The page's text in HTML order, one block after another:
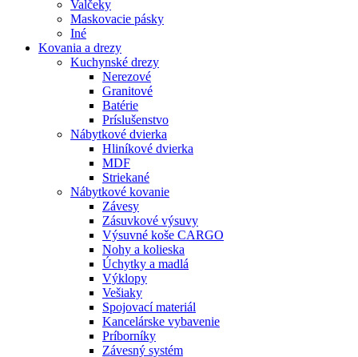
Valčeky
Maskovacie pásky
Iné
Kovania a drezy
Kuchynské drezy
Nerezové
Granitové
Batérie
Príslušenstvo
Nábytkové dvierka
Hliníkové dvierka
MDF
Striekané
Nábytkové kovanie
Závesy
Zásuvkové výsuvy
Výsuvné koše CARGO
Nohy a kolieska
Úchytky a madlá
Výklopy
Vešiaky
Spojovací materiál
Kancelárske vybavenie
Príborníky
Závesný systém